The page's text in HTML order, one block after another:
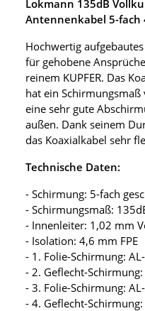
Lokmann 135dB
Antennenkabel 5-fach
Hochwertig
für gehobene
reinem KUPFER. Das
hat ein
eine sehr gute
außen. Dank seinem
das Koaxialkabel sehr
Technische Daten:
- Schirmung: 5-fach
- Schirmungsmaß:
- Innenleiter: 1,02 mm
- Isolation: 4,6 mm FPE
- 1. Folie-Schirmung:
- 2. Geflecht-
- 3. Folie-Schirmung:
- 4. Geflecht-